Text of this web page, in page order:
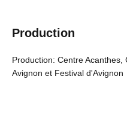
Production
Production: Centre
Avignon et Festival d'Avignon